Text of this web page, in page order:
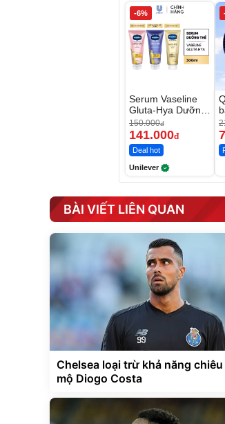
-6%
Serum Vaseline
Gluta-Hya Dưỡng
Da Sáng Mịn Sau
7 Ngày
150.000đ
141.000đ
Deal hot
Unilever
BÀI VIẾT LIÊN QUAN
Chelsea loại trừ khả năng chiêu
mộ Diogo Costa